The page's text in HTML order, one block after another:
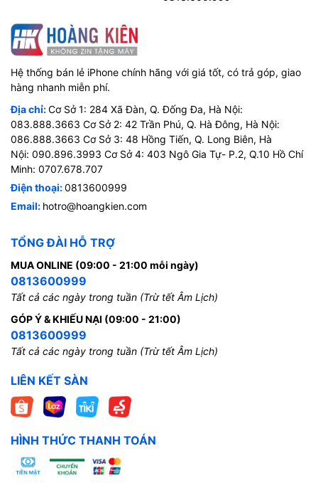
Hệ thống bán lẻ iPhone chính hãng với giá tốt, có trả góp, giao
hàng nhanh miễn phí.
Địa chỉ:Cơ Sở 1: 284 Xã Đàn, Q. Đống Đa, Hà Nội:
083.888.3663 Cơ Sở 2: 42 Trần Phú, Q. Hà Đông, Hà Nội:
086.888.3663 Cơ Sở 3: 48 Hồng Tiến, Q. Long Biên, Hà
Nội: 090.896.3993 Cơ Sở 4: 403 Ngô Gia Tự- P.2, Q.10 Hồ Chí
Minh: 0707.678.707
Điện thoại:0813600999
Email: hotro@hoangkien.com
TỔNG ĐÀI HỖ TRỢ
MUA ONLINE (09:00 - 21:00 mỗi ngày)
0813600999
Tất cả các ngày trong tuần (Trừ tết Âm Lịch)
GÓP Ý & KHIẾU NẠI (09:00 - 21:00)
0813600999
Tất cả các ngày trong tuần (Trừ tết Âm Lịch)
LIÊN KẾT SÀN
HÌNH THỨC THANH TOÁN